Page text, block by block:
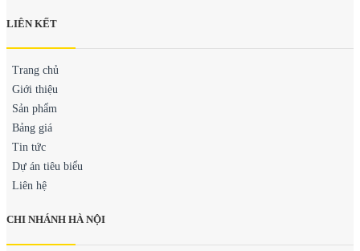
LIÊN KẾT
Trang chủ
Giới thiệu
Sản phẩm
Bảng giá
Tin tức
Dự án tiêu biểu
Liên hệ
CHI NHÁNH HÀ NỘI